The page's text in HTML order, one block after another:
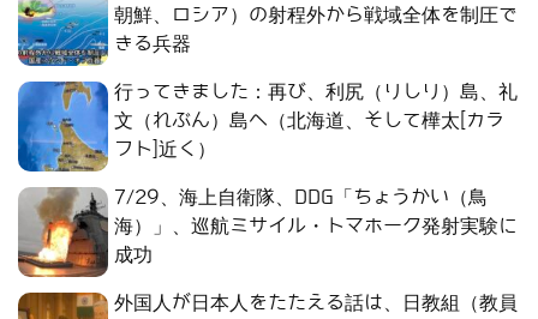
朝鮮、ロシア）の射程外から戦域全体を制圧で
きる兵器
行ってきました：再び、利尻（りしり）島、礼
文（れぶん）島へ（北海道、そして樺太[カラ
フト]近く）
7/29、海上自衛隊、DDG「ちょうかい（鳥
海）」、巡航ミサイル・トマホーク発射実験に
成功
外国人が日本人をたたえる話は、日教組（教員